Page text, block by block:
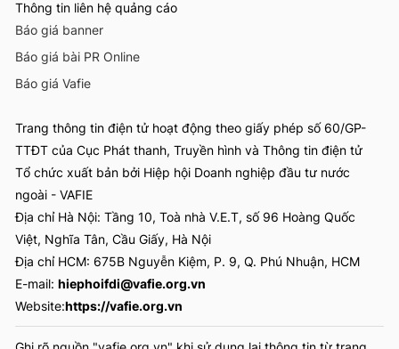
Thông tin liên hệ quảng cáo
Báo giá banner
Báo giá bài PR Online
Báo giá Vafie
Trang thông tin điện tử hoạt động theo giấy phép số 60/GP-
TTĐT của Cục Phát thanh, Truyền hình và Thông tin điện tử
Tổ chức xuất bản bởi Hiệp hội Doanh nghiệp đầu tư nước
ngoài - VAFIE
Địa chỉ Hà Nội: Tầng 10, Toà nhà V.E.T, số 96 Hoàng Quốc
Việt, Nghĩa Tân, Cầu Giấy, Hà Nội
Địa chỉ HCM: 675B Nguyễn Kiệm, P. 9, Q. Phú Nhuận, HCM
E-mail: hiephoifdi@vafie.org.vn
Website:https://vafie.org.vn